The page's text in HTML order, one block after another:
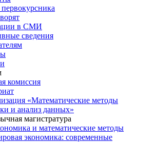
в СМИ
сведения
комиссия
«Математические методы
и анализ данных»
магистратура
и математические методы
экономика: современные